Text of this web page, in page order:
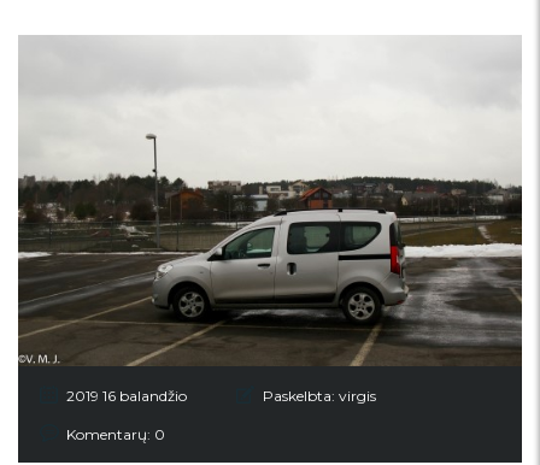
2019 16 balandžio Paskelbta: virgis
Komentarų: 0